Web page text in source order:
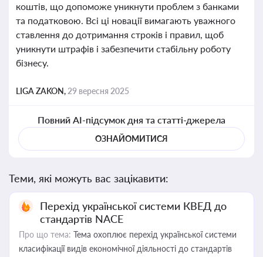
коштів, що допоможе уникнути проблем з банками
та податковою. Всі ці новації вимагають уважного
ставлення до дотримання строків і правил, щоб
уникнути штрафів і забезпечити стабільну роботу
бізнесу.
LIGA ZAKON, 29 вересня 2025
Повний AI-підсумок дня та статті-джерела
ОЗНАЙОМИТИСЯ
Теми, які можуть вас зацікавити:
Перехід української системи КВЕД до
стандартів NACE
Про що тема: Тема охоплює перехід української системи
класифікації видів економічної діяльності до стандартів